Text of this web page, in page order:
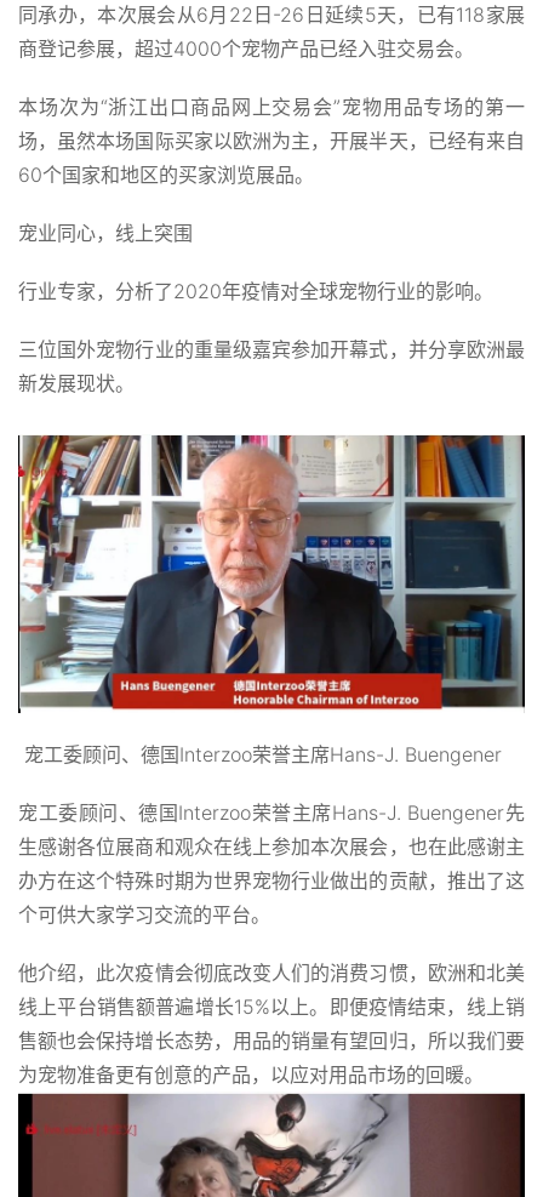
同承办，本次展会从6月22日-26日延续5天，已有118家展
商登记参展，超过4000个宠物产品已经入驻交易会。
本场次为“浙江出口商品网上交易会”宠物用品专场的第一
场，虽然本场国际买家以欧洲为主，开展半天，已经有来自
60个国家和地区的买家浏览展品。
宠业同心，线上突围
行业专家，分析了2020年疫情对全球宠物行业的影响。
三位国外宠物行业的重量级嘉宾参加开幕式，并分享欧洲最
新发展现状。
宠工委顾问、德国Interzoo荣誉主席Hans-J. Buengener
宠工委顾问、德国Interzoo荣誉主席Hans-J. Buengener先
生感谢各位展商和观众在线上参加本次展会，也在此感谢主
办方在这个特殊时期为世界宠物行业做出的贡献，推出了这
个可供大家学习交流的平台。
他介绍，此次疫情会彻底改变人们的消费习惯，欧洲和北美
线上平台销售额普遍增长15%以上。即便疫情结束，线上销
售额也会保持增长态势，用品的销量有望回归，所以我们要
为宠物准备更有创意的产品，以应对用品市场的回暖。